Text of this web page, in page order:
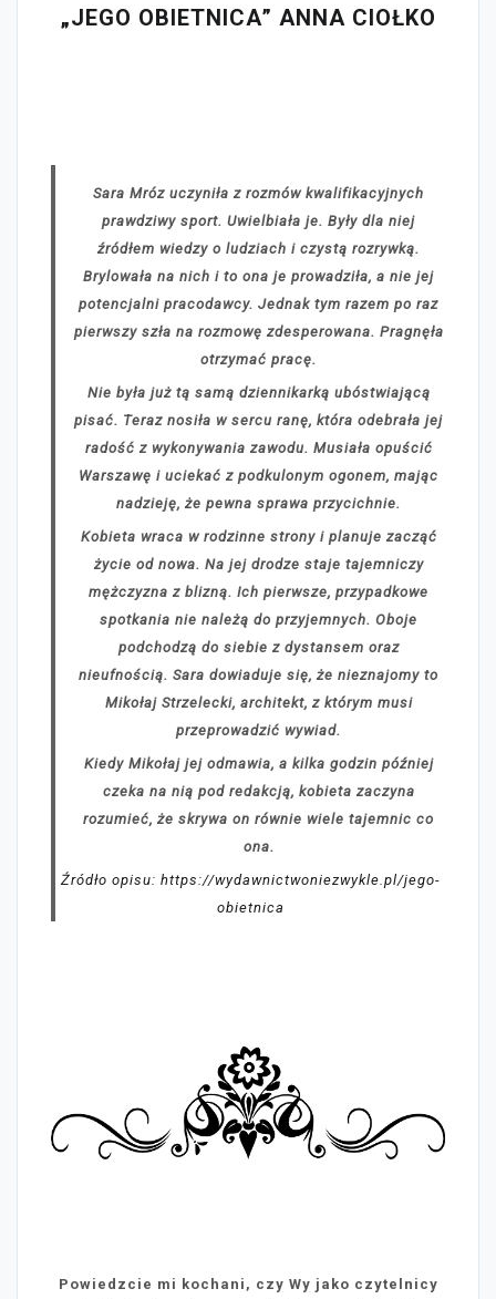
„JEGO OBIETNICA” ANNA CIOŁKO
Sara Mróz uczyniła z rozmów kwalifikacyjnych
prawdziwy sport. Uwielbiała je. Były dla niej
źródłem wiedzy o ludziach i czystą rozrywką.
Brylowała na nich i to ona je prowadziła, a nie jej
potencjalni pracodawcy. Jednak tym razem po raz
pierwszy szła na rozmowę zdesperowana. Pragnęła
otrzymać pracę.
Nie była już tą samą dziennikarką ubóstwiającą
pisać. Teraz nosiła w sercu ranę, która odebrała jej
radość z wykonywania zawodu. Musiała opuścić
Warszawę i uciekać z podkulonym ogonem, mając
nadzieję, że pewna sprawa przycichnie.
Kobieta wraca w rodzinne strony i planuje zacząć
życie od nowa. Na jej drodze staje tajemniczy
mężczyzna z blizną. Ich pierwsze, przypadkowe
spotkania nie należą do przyjemnych. Oboje
podchodzą do siebie z dystansem oraz
nieufnością. Sara dowiaduje się, że nieznajomy to
Mikołaj Strzelecki, architekt, z którym musi
przeprowadzić wywiad.
Kiedy Mikołaj jej odmawia, a kilka godzin później
czeka na nią pod redakcją, kobieta zaczyna
rozumieć, że skrywa on równie wiele tajemnic co
ona.
Źródło opisu: https://wydawnictwoniezwykle.pl/jego-
obietnica
Powiedzcie mi kochani, czy Wy jako czytelnicy